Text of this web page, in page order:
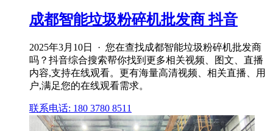
成都智能垃圾粉碎机批发商 抖音
2025年3月10日 · 您在查找成都智能垃圾粉碎机批发商
吗？抖音综合搜索帮你找到更多相关视频、图文、直播
内容,支持在线观看。更有海量高清视频、相关直播、用
户,满足您的在线观看需求。
联系电话: 180 3780 8511